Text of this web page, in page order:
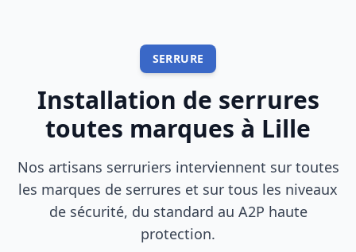
SERRURE
Installation de serrures
toutes marques à Lille
Nos artisans serruriers interviennent sur toutes
les marques de serrures et sur tous les niveaux
de sécurité, du standard au A2P haute
protection.